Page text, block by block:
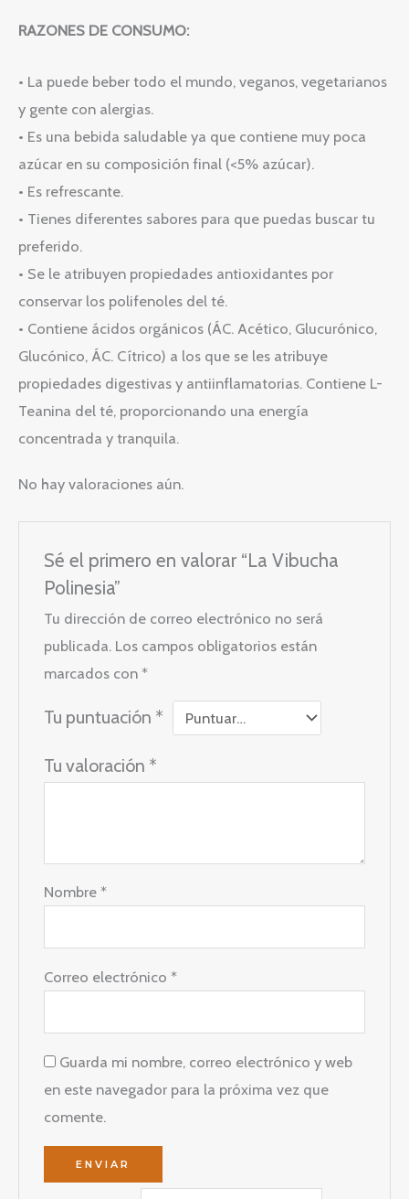
RAZONES DE CONSUMO:
• La puede beber todo el mundo, veganos, vegetarianos
y gente con alergias.
• Es una bebida saludable ya que contiene muy poca
azúcar en su composición final (<5% azúcar).
• Es refrescante.
• Tienes diferentes sabores para que puedas buscar tu
preferido.
• Se le atribuyen propiedades antioxidantes por
conservar los polifenoles del té.
• Contiene ácidos orgánicos (ÁC. Acético, Glucurónico,
Glucónico, ÁC. Cítrico) a los que se les atribuye
propiedades digestivas y antiinflamatorias. Contiene L-
Teanina del té, proporcionando una energía
concentrada y tranquila.
No hay valoraciones aún.
Sé el primero en valorar “La Vibucha
Polinesia”
Tu dirección de correo electrónico no será
publicada. Los campos obligatorios están
marcados con*
Tu puntuación *
Tu valoración *
Nombre*
Correo electrónico*
Guarda mi nombre, correo electrónico y web
en este navegador para la próxima vez que
comente.